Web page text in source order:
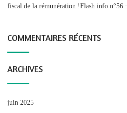
fiscal de la rémunération !Flash info n°56 :
COMMENTAIRES RÉCENTS
ARCHIVES
juin 2025